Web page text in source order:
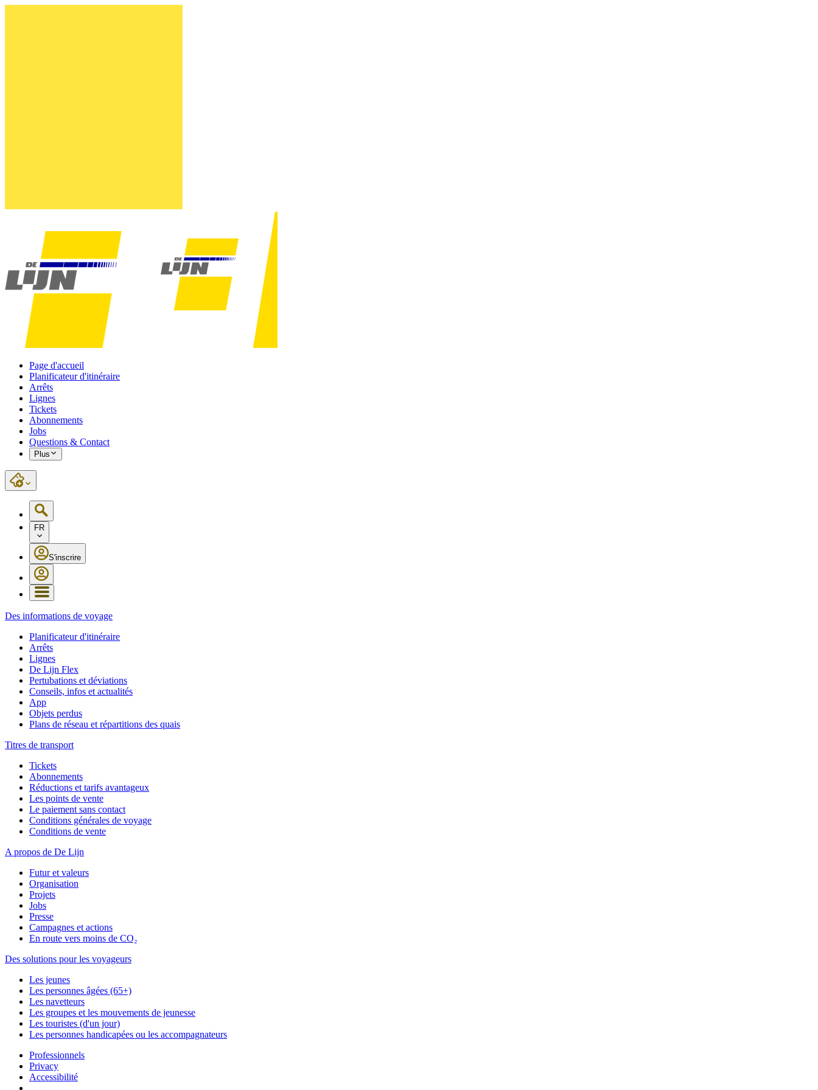
Page d'accueil
Planificateur d'itinéraire
Arrêts
Lignes
Tickets
Abonnements
Jobs
Questions & Contact
Plus
FR
S'inscrire
Des informations de voyage
Planificateur d'itinéraire
Arrêts
Lignes
De Lijn Flex
Pertubations et déviations
Conseils, infos et actualités
App
Objets perdus
Plans de réseau et répartitions des quais
Titres de transport
Tickets
Abonnements
Réductions et tarifs avantageux
Les points de vente
Le paiement sans contact
Conditions générales de voyage
Conditions de vente
A propos de De Lijn
Futur et valeurs
Organisation
Projets
Jobs
Presse
Campagnes et actions
En route vers moins de CO₂
Des solutions pour les voyageurs
Les jeunes
Les personnes âgées (65+)
Les navetteurs
Les groupes et les mouvements de jeunesse
Les touristes (d'un jour)
Les personnes handicapées ou les accompagnateurs
Professionnels
Privacy
Accessibilité